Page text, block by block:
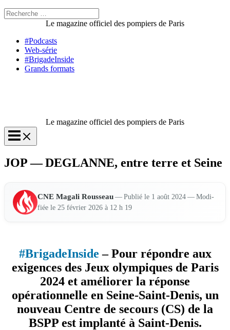
Rechercher :
Le magazine officiel des pompiers de Paris
#Podcasts
Web-série
#BrigadeInside
Grands formats
Le magazine officiel des pompiers de Paris
JOP — DEGLANNE, entre terre et Seine
CNE Maga­li Rous­seau— Publié le 1 août 2024 — Modi­
fiée le 25 février 2026 à 12 h 19
#BrigadeInside – Pour répondre aux
exigences des Jeux olympiques de Paris
2024 et améliorer la réponse
opérationnelle en Seine-Saint-Denis, un
nouveau Centre de secours (CS) de la
BSPP est implanté à Saint-Denis.